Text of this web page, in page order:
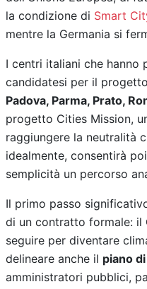
la condizione di Smart
mentre la Germania si
I centri italiani che hanno
candidatesi per il
Padova, Parma, Prato,
progetto Cities Mission,
raggiungere la neutralità
idealmente, consentirà
semplicità un percorso
Il primo passo
di un contratto formale: il
seguire per diventare
delineare anche il piano
amministratori pubblici,